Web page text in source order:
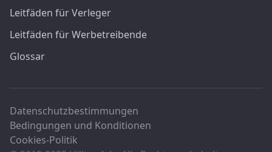
Leitfäden für Verleger
Leitfäden für Werbetreibende
Glossar
Datenschutzbestimmungen
Bedingungen und Konditionen
Cookies-Politik